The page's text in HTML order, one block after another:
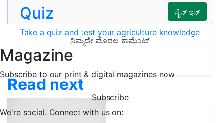
Quiz
Take a quiz and test your agriculture knowledge
Magazine
Subscribe to our print & digital magazines now
Subscribe
We're social. Connect with us on:
Read next